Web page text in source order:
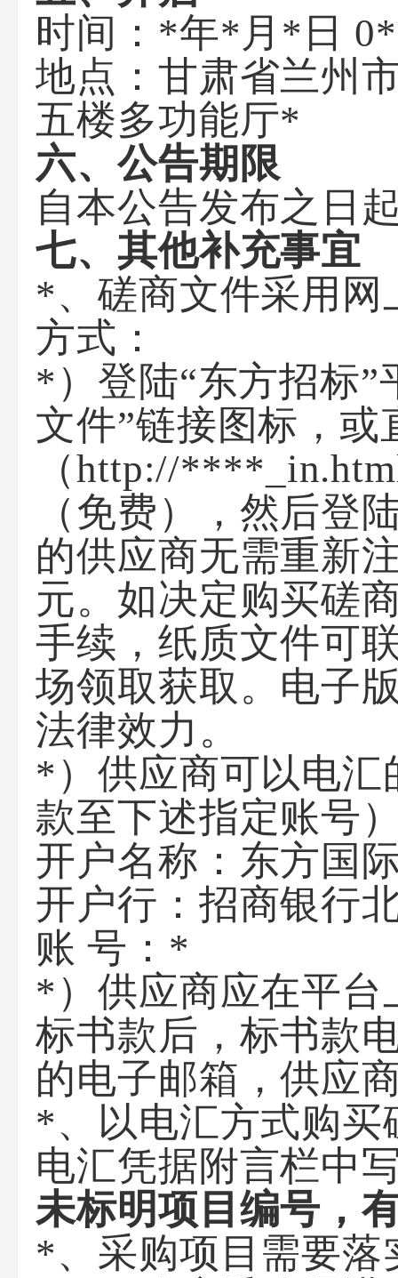
时间：*年*月*日
地点：甘肃省兰州
五楼多功能厅*
六、公告期限
自本公告发布之日
七、其他补充事宜
*、磋商文件采用网
方式：
*）登陆“东方招标
文件”链接图标，
（http://
（免费），然后登
的供应商无需重新
元。如决定购买磋
手续，纸质文件可
场领取获取。电子
法律效力。
*）供应商可以电汇
款至下述指定账号
开户名称：东方国
开户行：招商银行
账 号：*
*）供应商应在平台
标书款后，标书款
的电子邮箱，供应
*、以电汇方式购买
电汇凭据附言栏中
未标明项目编号，
*、采购项目需要落